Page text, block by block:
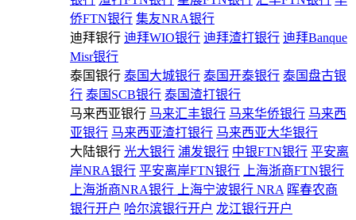
侨FTN银行 集友NRA银行
迪拜银行 迪拜WIO银行 迪拜渣打银行 迪拜Banque
Misr银行
泰国银行 泰国大城银行 泰国开泰银行 泰国盘古银
行 泰国SCB银行 泰国渣打银行
马来西亚银行 马来汇丰银行 马来华侨银行 马来西
亚银行 马来西亚渣打银行 马来西亚大华银行
大陆银行 光大银行 浦发银行 中银FTN银行 平安离
岸NRA银行 平安离岸FTN银行
上海浙商FTN银行
上海浙商NRA银行
上海宁波银行 NRA 晖春农商
银行开户 哈尔滨银行开户 龙江银行开户